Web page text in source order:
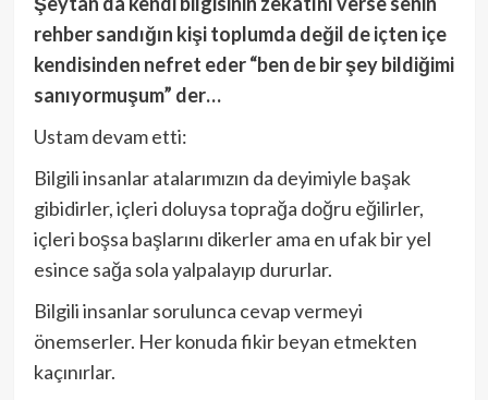
rehber sandığın kişi toplumda değil de içten içe
kendisinden nefret eder “ben de bir şey bildiğimi
sanıyormuşum” der…
Ustam devam etti:
Bilgili insanlar atalarımızın da deyimiyle başak
gibidirler, içleri doluysa toprağa doğru eğilirler,
içleri boşsa başlarını dikerler ama en ufak bir yel
esince sağa sola yalpalayıp dururlar.
Bilgili insanlar sorulunca cevap vermeyi
önemserler. Her konuda fikir beyan etmekten
kaçınırlar.